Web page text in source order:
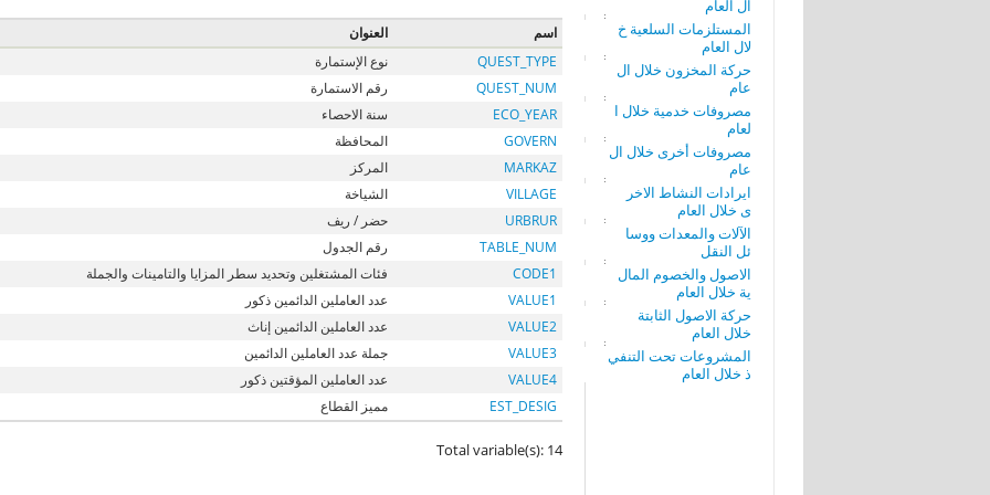
ال العام
المستلزمات السلعية خ
لال العام
حركة المخزون خلال ال
عام
مصروفات خدمية خلال ا
لعام
مصروفات أخرى خلال ال
عام
ايرادات النشاط الاخر
ى خلال العام
الآلات والمعدات ووسا
ئل النقل
الاصول والخصوم المال
ية خلال العام
حركة الاصول الثابتة
خلال العام
المشروعات تحت التنفي
ذ خلال العام
اسم العنوان
QUEST_TYPE
نوع الإستمارة
QUEST_NUM
رقم الاستمارة
ECO_YEAR
سنة الاحصاء
GOVERN
المحافظة
MARKAZ
المركز
VILLAGE
الشياخة
URBRUR
حضر / ريف
TABLE_NUM
رقم الجدول
CODE1
فئات المشتغلين وتحديد سطر المزايا والتامينات والجملة
VALUE1
عدد العاملين الدائمين ذكور
VALUE2
عدد العاملين الدائمين إناث
VALUE3
جملة عدد العاملين الدائمين
VALUE4
عدد العاملين المؤقتين ذكور
EST_DESIG
مميز القطاع
Total variable(s): 14